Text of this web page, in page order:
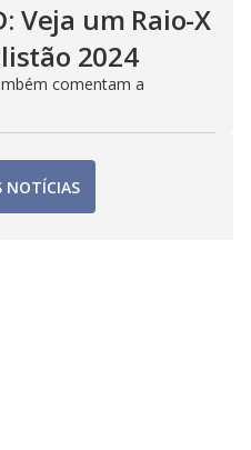
Veja um Raio-X
2024
comentam a
NOTÍCIAS